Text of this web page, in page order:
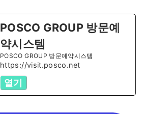
POSCO GROUP 방문예
약시스템
POSCO GROUP 방문예약시스템
https://visit.posco.net
열기